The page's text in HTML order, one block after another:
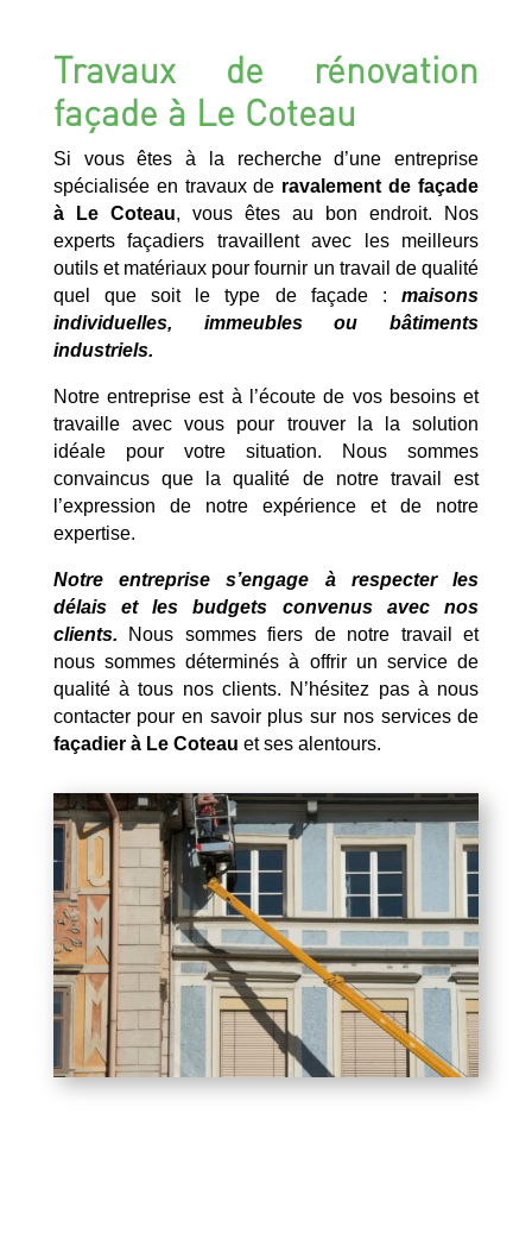
Travaux de rénovation
façade à Le Coteau
Si vous êtes à la recherche d’une entreprise
spécialisée en travaux de ravalement de façade
à Le Coteau, vous êtes au bon endroit. Nos
experts façadiers travaillent avec les meilleurs
outils et matériaux pour fournir un travail de qualité
quel que soit le type de façade :maisons
individuelles, immeubles ou bâtiments
industriels.
Notre entreprise est à l’écoute de vos besoins et
travaille avec vous pour trouver la la solution
idéale pour votre situation. Nous sommes
convaincus que la qualité de notre travail est
l’expression de notre expérience et de notre
expertise.
Notre entreprise s’engage à respecter les
délais et les budgets convenus avec nos
clients. Nous sommes fiers de notre travail et
nous sommes déterminés à offrir un service de
qualité à tous nos clients. N’hésitez pas à nous
contacter pour en savoir plus sur nos services de
façadier à Le Coteau et ses alentours.